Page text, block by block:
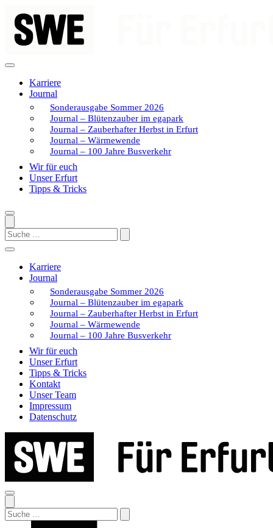
Inhalt
springen
Karriere
Journal
Sonderausgabe Sommer 2026
Journal – Blütenzauber im egapark
Journal – Zauberhafter Herbst in Erfurt
Journal – Wärmewende
Journal – 100 Jahre Busverkehr
Wir für euch
Unser Erfurt
Tipps & Tricks
Search
Karriere
Journal
Sonderausgabe Sommer 2026
Journal – Blütenzauber im egapark
Journal – Zauberhafter Herbst in Erfurt
Journal – Wärmewende
Journal – 100 Jahre Busverkehr
Wir für euch
Unser Erfurt
Tipps & Tricks
Kontakt
Unser Team
Impressum
Datenschutz
Search